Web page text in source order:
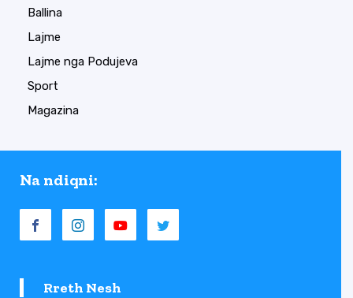
Ballina
Lajme
Lajme nga Podujeva
Sport
Magazina
Na ndiqni:
Rreth Nesh